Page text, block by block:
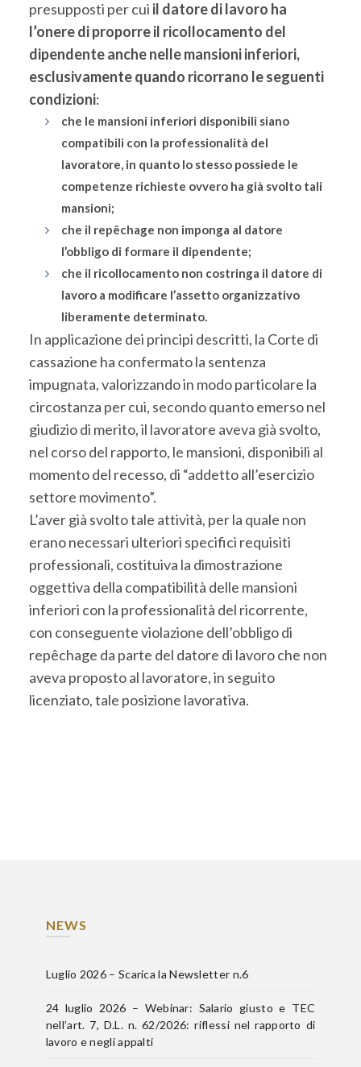
presupposti per cui il datore di lavoro ha
l’onere di proporre il ricollocamento del
dipendente anche nelle mansioni inferiori,
esclusivamente quando ricorrano le seguenti
condizioni:
che le mansioni inferiori disponibili siano
compatibili con la professionalità del
lavoratore, in quanto lo stesso possiede le
competenze richieste ovvero ha già svolto tali
mansioni;
che il repêchage non imponga al datore
l’obbligo di formare il dipendente;
che il ricollocamento non costringa il datore di
lavoro a modificare l’assetto organizzativo
liberamente determinato.
In applicazione dei principi descritti, la Corte di
cassazione ha confermato la sentenza
impugnata, valorizzando in modo particolare la
circostanza per cui, secondo quanto emerso nel
giudizio di merito, il lavoratore aveva già svolto,
nel corso del rapporto, le mansioni, disponibili al
momento del recesso, di “addetto all’esercizio
settore movimento”.
L’aver già svolto tale attività, per la quale non
erano necessari ulteriori specifici requisiti
professionali, costituiva la dimostrazione
oggettiva della compatibilità delle mansioni
inferiori con la professionalità del ricorrente,
con conseguente violazione dell’obbligo di
repêchage da parte del datore di lavoro che non
aveva proposto al lavoratore, in seguito
licenziato, tale posizione lavorativa.
NEWS
Luglio 2026 – Scarica la Newsletter n.6
24 luglio 2026 – Webinar: Salario giusto e TEC
nell’art. 7, D.L. n. 62/2026: riflessi nel rapporto di
lavoro e negli appalti